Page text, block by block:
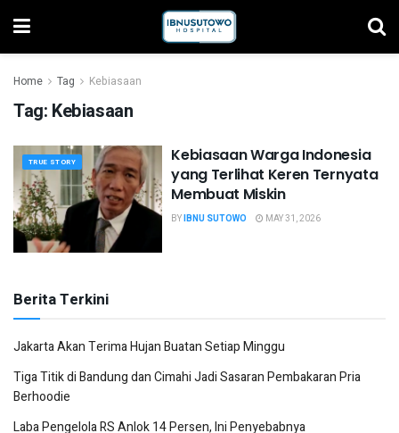
Home Tag Kebiasaan
Tag: Kebiasaan
TRUE STORY
Kebiasaan Warga Indonesia
yang Terlihat Keren Ternyata
Membuat Miskin
BYIBNU SUTOWO MAY 31, 2026
Berita Terkini
Jakarta Akan Terima Hujan Buatan Setiap Minggu
Tiga Titik di Bandung dan Cimahi Jadi Sasaran Pembakaran Pria
Berhoodie
Laba Pengelola RS Anlok 14 Persen, Ini Penyebabnya